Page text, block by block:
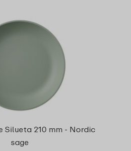
Silueta 210 mm - Nordic
sage